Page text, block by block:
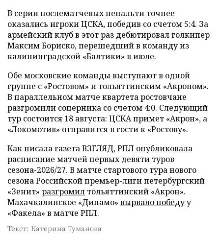
В серии послематчевых пенальти точнее
оказались игроки ЦСКА, победив со счетом 5:4. За
армейский клуб в этот раз дебютировал голкипер
Максим Бориско, перешедший в команду из
калининградской «Балтики» в июле.
Обе московские команды выступают в одной
группе с «Ростовом» и тольяттинским «Акроном».
В параллельном матче квартета ростовчане
разгромили соперника со счетом 4:0. Следующий
тур состоится 18 августа: ЦСКА примет «Акрон», а
«Локомотив» отправится в гости к «Ростову».
Как писала газета ВЗГЛЯД, РПЛ опубликовала
расписание матчей первых девяти туров
сезона-2026/27. В матче стартового тура нового
сезона Российской премьер-лиги петербургский
«Зенит» разгромил тольяттинский «Акрон».
Махачкалинское «Динамо» вырвало победуу
«Факела» в матче РПЛ.
Текст: Катерина Туманова